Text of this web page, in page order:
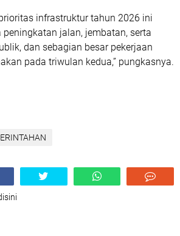
infrastruktur tahun 2026 ini
jalan, jembatan, serta
dan sebagian besar pekerjaan
pada triwulan kedua,” pungkasnya.